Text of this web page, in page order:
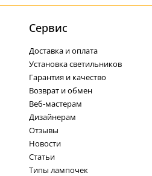
Cервис
Доставка и оплата
Установка светильников
Гарантия и качество
Возврат и обмен
Веб-мастерам
Дизайнерам
Отзывы
Новости
Статьи
Типы лампочек